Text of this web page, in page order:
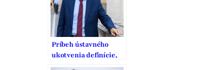
Príbeh ústavného
ukotvenia definície,
ochrany a podpory